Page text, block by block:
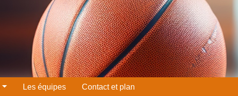
Les équipes Contact et plan